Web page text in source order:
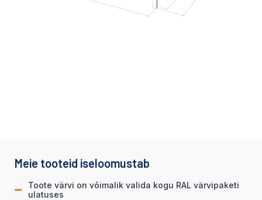
Meie tooteid iseloomustab
Toote värvi on võimalik valida kogu RAL värvipaketi
ulatuses